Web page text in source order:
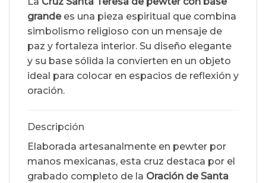
grandees una pieza espiritual que combina
simbolismo religioso con un mensaje de
paz y fortaleza interior. Su diseño elegante
y su base sólida la convierten en un objeto
ideal para colocar en espacios de reflexión y
oración.
Descripción
Elaborada artesanalmente en pewter por
manos mexicanas, esta cruz destaca por el
grabado completo de la Oración de Santa